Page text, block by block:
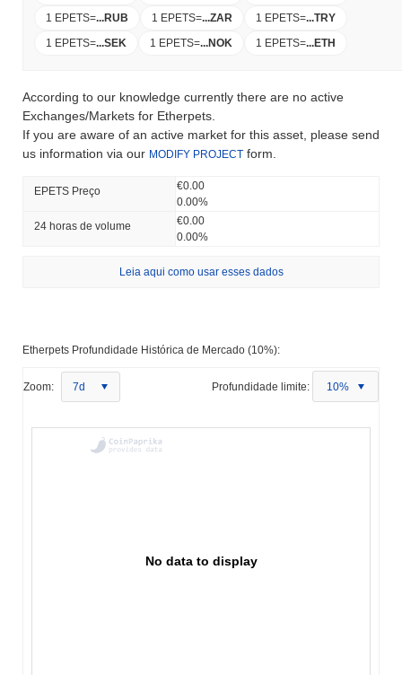
1 EPETS=...RUB 1 EPETS=...ZAR 1 EPETS=...TRY
1 EPETS=...SEK 1 EPETS=...NOK 1 EPETS=...ETH
According to our knowledge currently there are no active
Exchanges/Markets for Etherpets.
If you are aware of an active market for this asset, please send
us information via our MODIFY PROJECT form.
EPETS Preço
€0.00
0.00%
24 horas de volume
€0.00
0.00%
Leia aqui como usar esses dados
Etherpets Profundidade Histórica de Mercado (10%):
Zoom: 7d Profundidade limite: 10%
No data to display